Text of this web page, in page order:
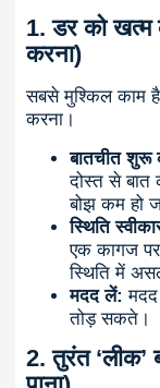
1. डर को
करना)
सबसे मुश्किल काम है
करना।
बातचीत शुरू
दोस्त से
बोझ कम हो
स्थिति
एक कागज
स्थिति में
मदद लें: मदद
तोड़ सकते।
2. तुरंत